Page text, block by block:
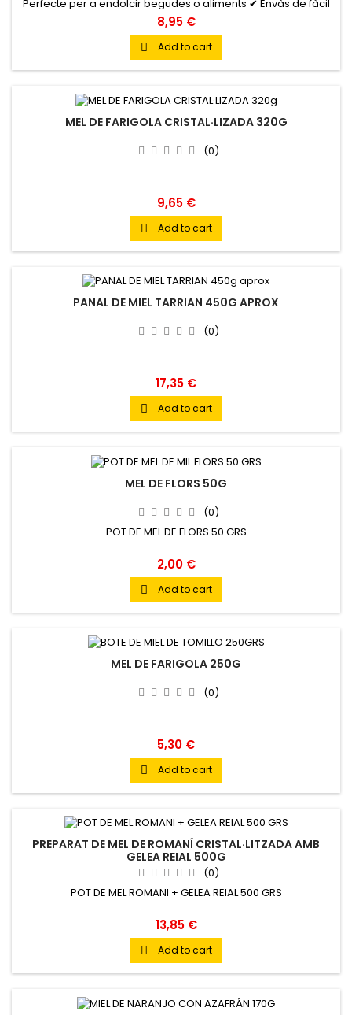
Perfecte per a endolcir begudes o aliments ✔ Envàs de fàcil
obertura, còmode, higiènic i segur ✔ Apte per a dietes
vegetarianes ✔ Excel·lent font d'energia saludable
8,95 €
 Add to cart
MEL DE FARIGOLA CRISTAL·LIZADA 320G
(0)
9,65 €
 Add to cart
PANAL DE MIEL TARRIAN 450G APROX
(0)
17,35 €
 Add to cart
MEL DE FLORS 50G
(0)
POT DE MEL DE FLORS 50 GRS
2,00 €
 Add to cart
MEL DE FARIGOLA 250G
(0)
5,30 €
 Add to cart
PREPARAT DE MEL DE ROMANÍ CRISTAL·LITZADA AMB
GELEA REIAL 500G
(0)
POT DE MEL ROMANI + GELEA REIAL 500 GRS
13,85 €
 Add to cart